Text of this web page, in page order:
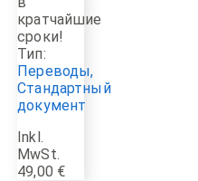
кратчайшие
сроки!
Тип:
Переводы,
Стандартный
документ
49,00 €
Inkl.
MwSt.